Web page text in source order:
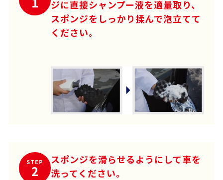
ジに直接シャンプー液を適量取り、
スポンジをしっかり揉んで泡立てて
ください。
STEP
2
スポンジを滑らせるようにして車を
洗ってください。